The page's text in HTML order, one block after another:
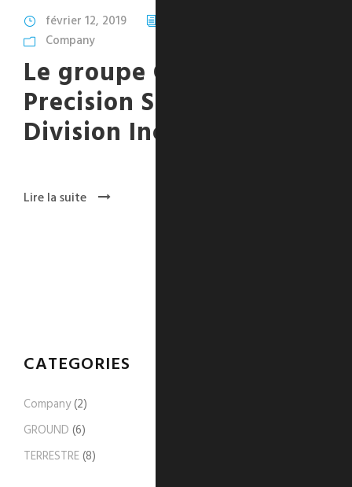
février 12, 2019
Company
Le groupe GTI achète
Precision Specialized
Division Inc
Lire la suite
CATEGORIES
Company(2)
GROUND (6)
TERRESTRE(8)